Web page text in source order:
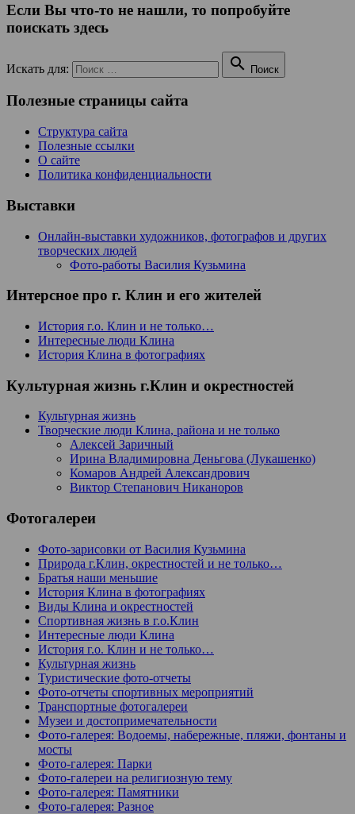
Если Вы что-то не нашли, то попробуйте
поискать здесь
Искать для:  Поиск
Полезные страницы сайта
Структура сайта
Полезные ссылки
О сайте
Политика конфиденциальности
Выставки
Онлайн-выставки художников, фотографов и других
творческих людей
Фото-работы Василия Кузьмина
Интерсное про г. Клин и его жителей
История г.о. Клин и не только…
Интересные люди Клина
История Клина в фотографиях
Культурная жизнь г.Клин и окрестностей
Культурная жизнь
Творческие люди Клина, района и не только
Алексей Заричный
Ирина Владимировна Деньгова (Лукашенко)
Комаров Андрей Александрович
Виктор Степанович Никаноров
Фотогалереи
Фото-зарисовки от Василия Кузьмина
Природа г.Клин, окрестностей и не только…
Братья наши меньшие
История Клина в фотографиях
Виды Клина и окрестностей
Спортивная жизнь в г.о.Клин
Интересные люди Клина
История г.о. Клин и не только…
Культурная жизнь
Туристические фото-отчеты
Фото-отчеты спортивных мероприятий
Транспортные фотогалереи
Музеи и достопримечательности
Фото-галерея: Водоемы, набережные, пляжи, фонтаны и
мосты
Фото-галерея: Парки
Фото-галереи на религиозную тему
Фото-галерея: Памятники
Фото-галерея: Разное